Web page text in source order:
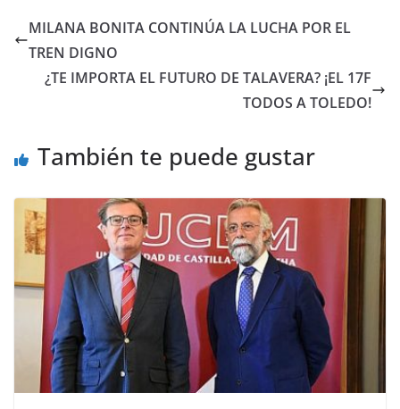
MILANA BONITA CONTINÚA LA LUCHA POR EL
TREN DIGNO
¿TE IMPORTA EL FUTURO DE TALAVERA? ¡EL 17F
TODOS A TOLEDO!
También te puede gustar